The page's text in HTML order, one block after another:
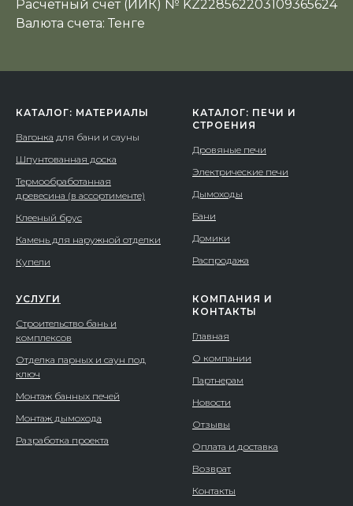
Расчетный счет (ИИК) № KZ228562203109365624
Валюта счета: Тенге
КАТАЛОГ: МАТЕРИАЛЫ
Вагонка для бани и сауны
Шпунтованная доска
Термообработанная
древесина (в ассортименте)
Клееный брус
Камень для наружной отделки
Купели
КАТАЛОГ: ПЕЧИ И
СТРОЕНИЯ
Дровяные печи
Электрические печи
Дымоходы
Бани
Домики
Распродажа
УСЛУГИ
Строительство бань и
комплексов
Отделка парных и саун под
ключ
Монтаж банных печей
Монтаж дымохода
Разработка проекта
КОМПАНИЯ И
КОНТАКТЫ
Главная
О компании
Партнерам
Новости
Отзывы
Оплата и доставка
Возврат
Контакты